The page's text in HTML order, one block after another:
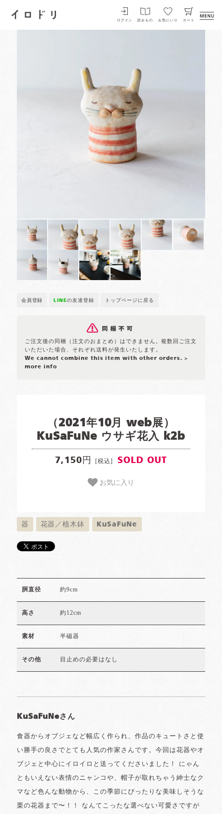
イロドリ
ログイン 読みもの お気にいり カート
会員登録 LINEの友達登録 トップページに戻る
ご注文後の同梱（注文のおまとめ）はできません。複数回ご注文
いただいた場合、それぞれ送料が発生いたします。
We cannot combine this item with other orders. >
more info
（2021年10月 web展）
KuSaFuNe ウサギ花入 k2b
7,150円 [税込] SOLD OUT
お気に入り
器 花器／植木鉢 KuSaFuNe
胴直径 約9cm
高さ 約12cm
素材 半磁器
その他 目止めの必要はなし
KuSaFuNeさん
食器からオブジェなど幅広く作られ、作品のキュートさと使
い勝手の良さでとても人気の作家さんです。今回は花器やオ
ブジェと中心にイロイロと送ってくださいました！ にゃん
ともいえない表情のニャンコや、帽子が取れちゃう紳士なク
マなど色んな動物から、この季節にぴったりな美味しそうな
栗の花器まで〜！！ なんてこったな選べない可愛さですが